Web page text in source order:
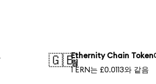
🇬🇧Ethernity Chain Token
링
1 ERN는 £0.0113와 같음